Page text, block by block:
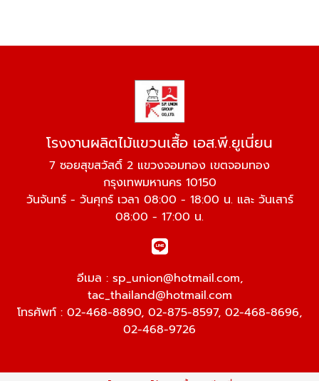
โรงงานผลิตไม้แขวนเสื้อ เอส.พี.ยูเนี่ยน
7 ซอยสุขสวัสดิ์ 2 แขวงจอมทอง เขตจอมทอง
กรุงเทพมหานคร 10150
วันจันทร์ - วันศุกร์ เวลา 08:00 - 18:00 น. และ วันเสาร์
08:00 - 17:00 น.
อีเมล : sp_union@hotmail.com,
tac_thailand@hotmail.com
โทรศัพท์ : 02-468-8890, 02-875-8597, 02-468-8696,
02-468-9726